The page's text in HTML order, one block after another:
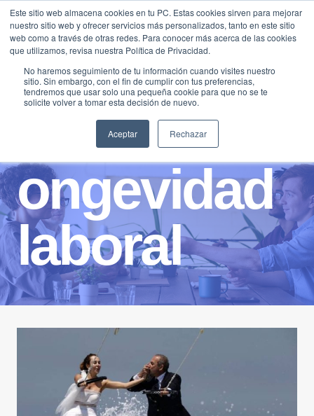
Este sitio web almacena cookies en tu PC. Estas cookies sirven para mejorar
nuestro sitio web y ofrecer servicios más personalizados, tanto en este sitio
web como a través de otras redes. Para conocer más acerca de las cookies
que utilizamos, revisa nuestra Política de Privacidad.
No haremos seguimiento de tu información cuando visites nuestro
sitio. Sin embargo, con el fin de cumplir con tus preferencias,
tendremos que usar solo una pequeña cookie para que no se te
solicite volver a tomar esta decisión de nuevo.
Aceptar Rechazar
Saltar
contenido
ongevidad
laboral
Traducir »